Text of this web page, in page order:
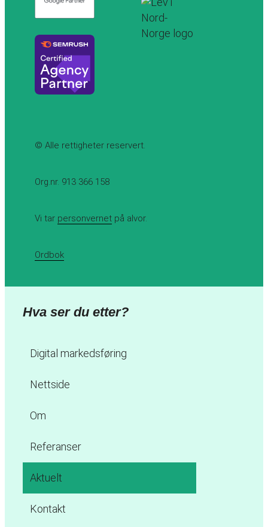
© Alle rettigheter reservert.
Org.nr. 913 366 158
Vi tar personvernet på alvor.
Ordbok
Hva ser du etter?
Digital markedsføring
Nettside
Om
Referanser
Aktuelt
Kontakt